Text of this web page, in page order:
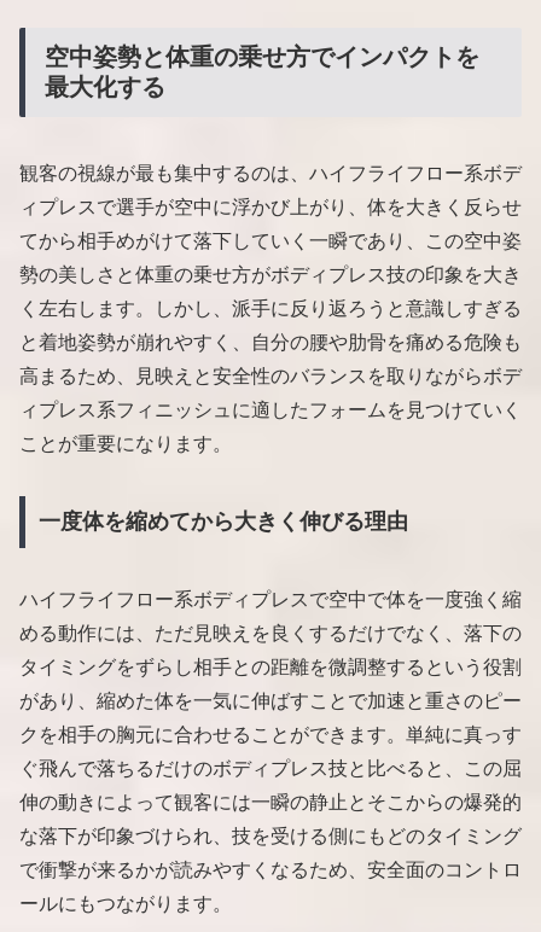
空中姿勢と体重の乗せ方でインパクトを
最大化する
観客の視線が最も集中するのは、ハイフライフロー系ボデ
ィプレスで選手が空中に浮かび上がり、体を大きく反らせ
てから相手めがけて落下していく一瞬であり、この空中姿
勢の美しさと体重の乗せ方がボディプレス技の印象を大き
く左右します。しかし、派手に反り返ろうと意識しすぎる
と着地姿勢が崩れやすく、自分の腰や肋骨を痛める危険も
高まるため、見映えと安全性のバランスを取りながらボデ
ィプレス系フィニッシュに適したフォームを見つけていく
ことが重要になります。
一度体を縮めてから大きく伸びる理由
ハイフライフロー系ボディプレスで空中で体を一度強く縮
める動作には、ただ見映えを良くするだけでなく、落下の
タイミングをずらし相手との距離を微調整するという役割
があり、縮めた体を一気に伸ばすことで加速と重さのピー
クを相手の胸元に合わせることができます。単純に真っす
ぐ飛んで落ちるだけのボディプレス技と比べると、この屈
伸の動きによって観客には一瞬の静止とそこからの爆発的
な落下が印象づけられ、技を受ける側にもどのタイミング
で衝撃が来るかが読みやすくなるため、安全面のコントロ
ールにもつながります。